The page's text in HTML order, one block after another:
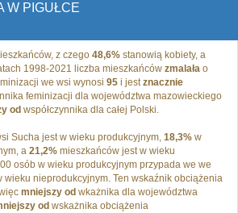
W PIGUŁCE
z czego 48,6% stanowią kobiety, a
1998-2021 liczba mieszkańców zmalała o
we wsi wynosi 95 i jestznacznie
feminizacji dla województwa mazowieckiego
od współczynnika dla całej Polski.
Sucha jest w wieku produkcyjnym, 18,3% w
a 21,2% mieszkańców jest w wieku
osób w wieku produkcyjnym przypada we we
wieku nieprodukcyjnym. Ten wskaźnik obciążenia
mniejszy od wkażnika dla województwa
od wskażnika obciążenia